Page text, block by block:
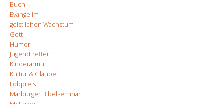
Buch
Evangelim
geistlichen Wachstum
Gott
Humor
Jugendtreffen
Kinderarmut
Kultur & Glaube
Lobpreis
Marburger Bibelseminar